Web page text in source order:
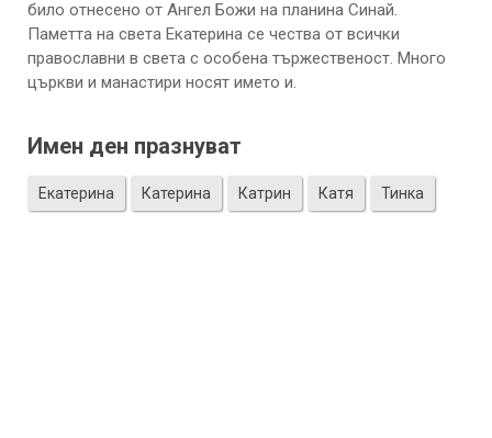
било отнесено от Ангел Божи на планина Синай.
Паметта на света Екатерина се чества от всички
православни в света с особена тържественост. Много
църкви и манастири носят името и.
Имен ден празнуват
Екатерина Катерина Катрин Катя Тинка